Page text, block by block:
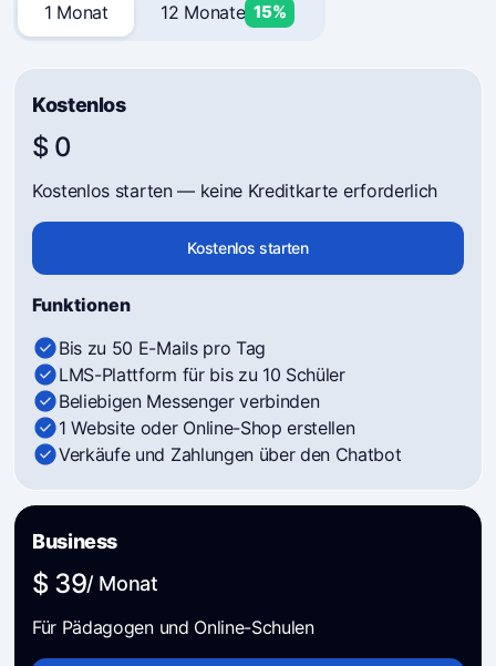
1 Monat 12 Monate 15%
Kostenlos
$ 0
Kostenlos starten — keine Kreditkarte erforderlich
Kostenlos starten
Funktionen
Bis zu 50 E-Mails pro Tag
LMS-Plattform für bis zu 10 Schüler
Beliebigen Messenger verbinden
1 Website oder Online-Shop erstellen
Verkäufe und Zahlungen über den Chatbot
Business
$ 39/ Monat
Für Pädagogen und Online-Schulen